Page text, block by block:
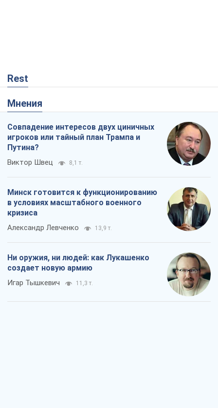
Rest
Мнения
Совпадение интересов двух циничных
игроков или тайный план Трампа и
Путина?
Виктор Швец 8,1 т.
Минск готовится к функционированию
в условиях масштабного военного
кризиса
Александр Левченко 13,9 т.
Ни оружия, ни людей: как Лукашенко
создает новую армию
Игар Тышкевич 11,3 т.